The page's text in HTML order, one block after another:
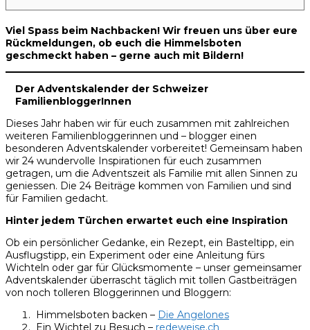
Viel Spass beim Nachbacken! Wir freuen uns über eure
Rückmeldungen, ob euch die Himmelsboten
geschmeckt haben – gerne auch mit Bildern!
Der Adventskalender der Schweizer
FamilienbloggerInnen
Dieses Jahr haben wir für euch zusammen mit zahlreichen
weiteren Familienbloggerinnen und – blogger einen
besonderen Adventskalender vorbereitet! Gemeinsam haben
wir 24 wundervolle Inspirationen für euch zusammen
getragen, um die Adventszeit als Familie mit allen Sinnen zu
geniessen. Die 24 Beiträge kommen von Familien und sind
für Familien gedacht.
Hinter jedem Türchen erwartet euch eine Inspiration
Ob ein persönlicher Gedanke, ein Rezept, ein Basteltipp, ein
Ausflugstipp, ein Experiment oder eine Anleitung fürs
Wichteln oder gar für Glücksmomente – unser gemeinsamer
Adventskalender überrascht täglich mit tollen Gastbeiträgen
von noch tolleren Bloggerinnen und Bloggern:
Himmelsboten backen – Die Angelones
Ein Wichtel zu Besuch – redeweise.ch